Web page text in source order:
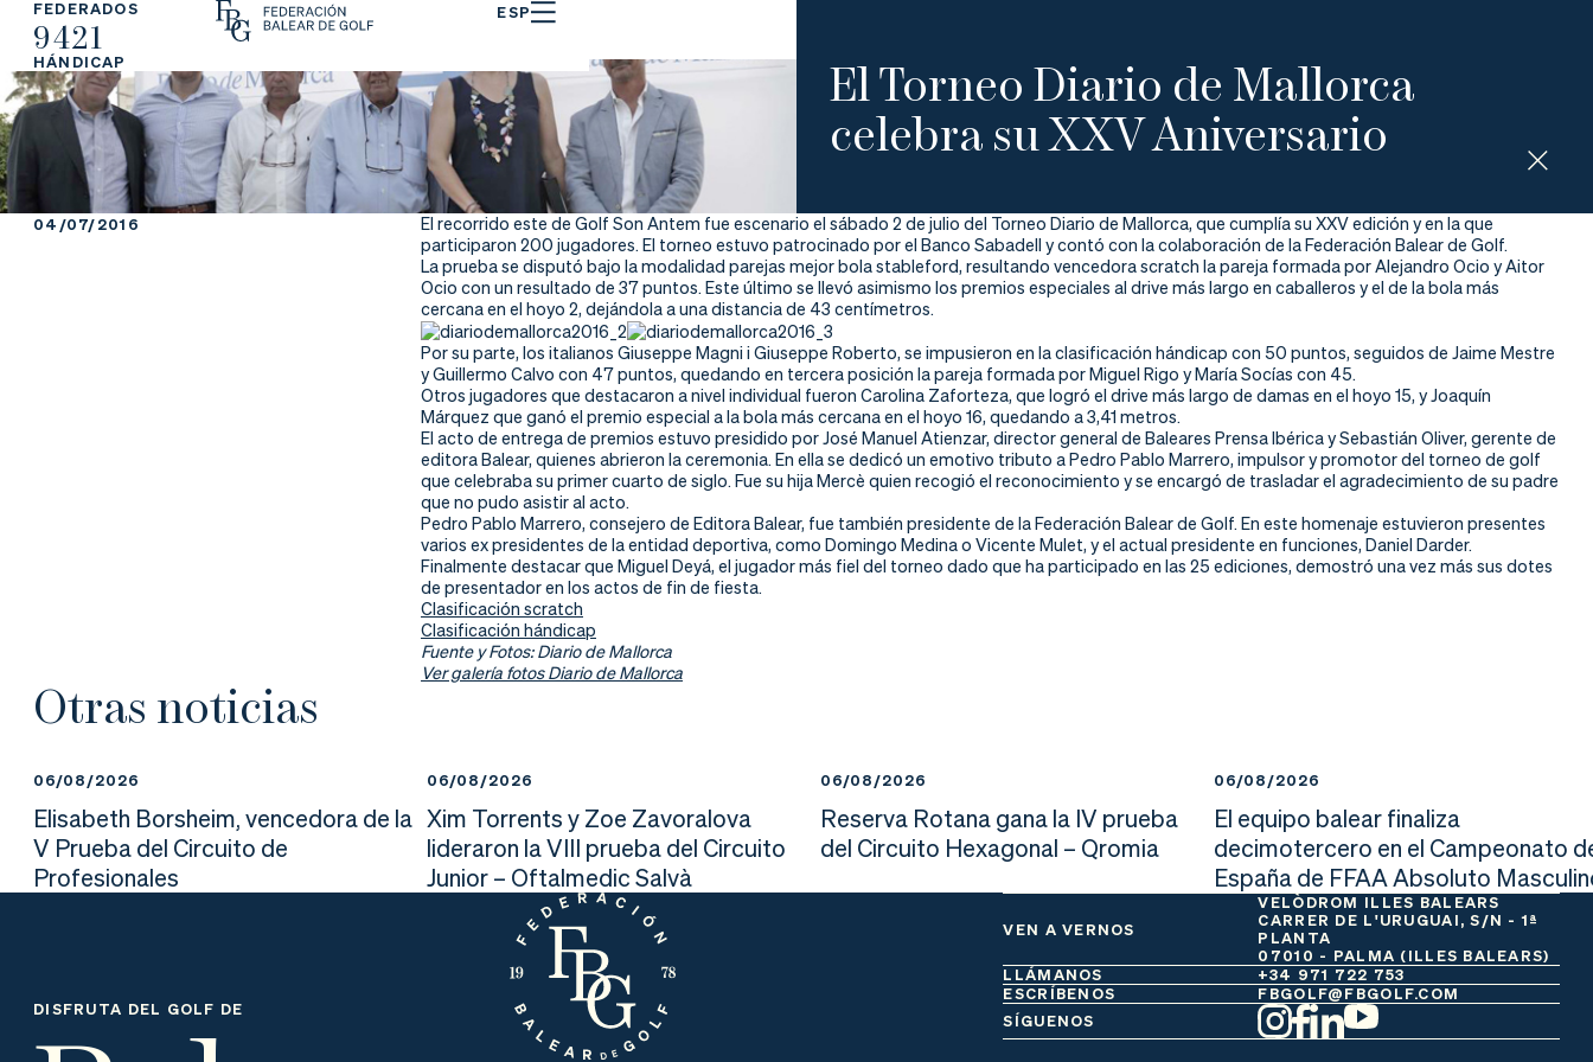
FEDERADOS
9421
HÁNDICAP
ESP
La
Fe
de
ra
Fe
de
ra
rs
Ju
ga
r
El Torneo Diario de Mallorca
celebra su XXV Aniversario
04/07/2016
El recorrido este de Golf Son Antem fue escenario el sábado 2 de julio del Torneo Diario de Mallorca, que cumplía su XXV edición y en la que
participaron 200 jugadores. El torneo estuvo patrocinado por el Banco Sabadell y contó con la colaboración de la Federación Balear de Golf.
La prueba se disputó bajo la modalidad parejas mejor bola stableford, resultando vencedora scratch la pareja formada por Alejandro Ocio y Aitor
Ocio con un resultado de 37 puntos. Este último se llevó asimismo los premios especiales al drive más largo en caballeros y el de la bola más
cercana en el hoyo 2, dejándola a una distancia de 43 centímetros.
Por su parte, los italianos Giuseppe Magni i Giuseppe Roberto, se impusieron en la clasificación hándicap con 50 puntos, seguidos de Jaime Mestre
y Guillermo Calvo con 47 puntos, quedando en tercera posición la pareja formada por Miguel Rigo y María Socías con 45.
Otros jugadores que destacaron a nivel individual fueron Carolina Zaforteza, que logró el drive más largo de damas en el hoyo 15, y Joaquín
Márquez que ganó el premio especial a la bola más cercana en el hoyo 16, quedando a 3,41 metros.
El acto de entrega de premios estuvo presidido por José Manuel Atienzar, director general de Baleares Prensa Ibérica y Sebastián Oliver, gerente de
editora Balear, quienes abrieron la ceremonia. En ella se dedicó un emotivo tributo a Pedro Pablo Marrero, impulsor y promotor del torneo de golf
que celebraba su primer cuarto de siglo. Fue su hija Mercè quien recogió el reconocimiento y se encargó de trasladar el agradecimiento de su padre
que no pudo asistir al acto.
Pedro Pablo Marrero, consejero de Editora Balear, fue también presidente de la Federación Balear de Golf. En este homenaje estuvieron presentes
varios ex presidentes de la entidad deportiva, como Domingo Medina o Vicente Mulet, y el actual presidente en funciones, Daniel Darder.
Finalmente destacar que Miguel Deyá, el jugador más fiel del torneo dado que ha participado en las 25 ediciones, demostró una vez más sus dotes
de presentador en los actos de fin de fiesta.
Clasificación scratch
Clasificación hándicap
Fuente y Fotos: Diario de Mallorca
Ver galería fotos Diario de Mallorca
Otras noticias
06/08/2026
Elisabeth Borsheim, vencedora de la
V Prueba del Circuito de
Profesionales
06/08/2026
Xim Torrents y Zoe Zavoralova
lideraron la VIII prueba del Circuito
Junior – Oftalmedic Salvà
06/08/2026
Reserva Rotana gana la IV prueba
del Circuito Hexagonal – Qromia
06/08/2026
El equipo balear finaliza
decimotercero en el Campeonato
España de FFAA Absoluto
DISFRUTA DEL GOLF DE
VEN A VERNOS
VELÒDROM ILLES BALEARS
CARRER DE L'URUGUAI, S/N - 1ª
PLANTA
07010 - PALMA (ILLES BALEARS)
LLÁMANOS
+34 971 722 753
ESCRÍBENOS
FBGOLF@FBGOLF.COM
SÍGUENOS